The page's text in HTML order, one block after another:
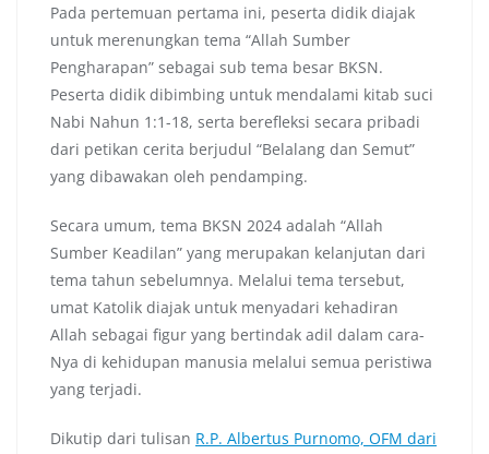
Pada pertemuan pertama ini, peserta didik diajak
untuk merenungkan tema “Allah Sumber
Pengharapan” sebagai sub tema besar BKSN.
Peserta didik dibimbing untuk mendalami kitab suci
Nabi Nahun 1:1-18, serta berefleksi secara pribadi
dari petikan cerita berjudul “Belalang dan Semut”
yang dibawakan oleh pendamping.
Secara umum, tema BKSN 2024 adalah “Allah
Sumber Keadilan” yang merupakan kelanjutan dari
tema tahun sebelumnya. Melalui tema tersebut,
umat Katolik diajak untuk menyadari kehadiran
Allah sebagai figur yang bertindak adil dalam cara-
Nya di kehidupan manusia melalui semua peristiwa
yang terjadi.
Dikutip dari tulisan R.P. Albertus Purnomo, OFM dari